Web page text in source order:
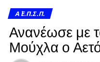
Α΄ Ε.Π.Σ.Π.
Ανανέωσε με
Μούχλα ο